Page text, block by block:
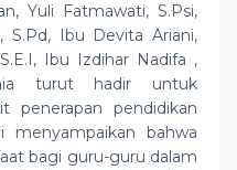
Yuli Fatmawati, S.Psi,
S.Pd, Ibu Devita Ariani,
Ibu Izdihar Nadifa ,
turut hadir untuk
penerapan pendidikan
menyampaikan bahwa
bagi guru-guru dalam